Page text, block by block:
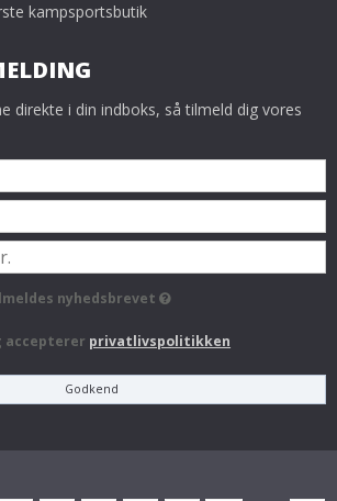
kampsportsbutik
direkte i din indboks, så tilmeld dig vores
nyhedsbrevet
accepterer privatlivspolitikken
Godkend